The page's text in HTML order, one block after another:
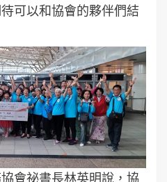
可以和協會的夥伴們結
會祕書長林英明說，協